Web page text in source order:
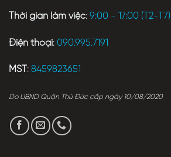
Thời gian làm việc: 9:00 - 17:00 (T2-T7)
Điện thoại: 090.995.7191
MST : 8459823651
Do UBND Quận Thủ Đức cấp ngày 10/08/2020